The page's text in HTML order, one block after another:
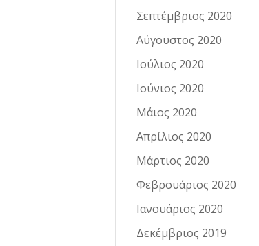
Σεπτέμβριος 2020
Αύγουστος 2020
Ιούλιος 2020
Ιούνιος 2020
Μάιος 2020
Απρίλιος 2020
Μάρτιος 2020
Φεβρουάριος 2020
Ιανουάριος 2020
Δεκέμβριος 2019